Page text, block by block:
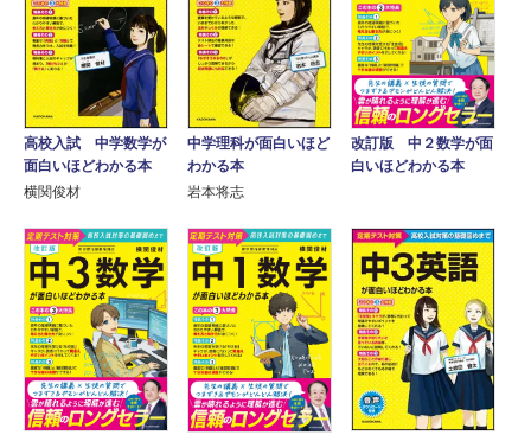
高校入試 中学数学が
面白いほどわかる本
横関俊材
中学理科が面白いほど
わかる本
岩本将志
改訂版 中２数学が面
白いほどわかる本